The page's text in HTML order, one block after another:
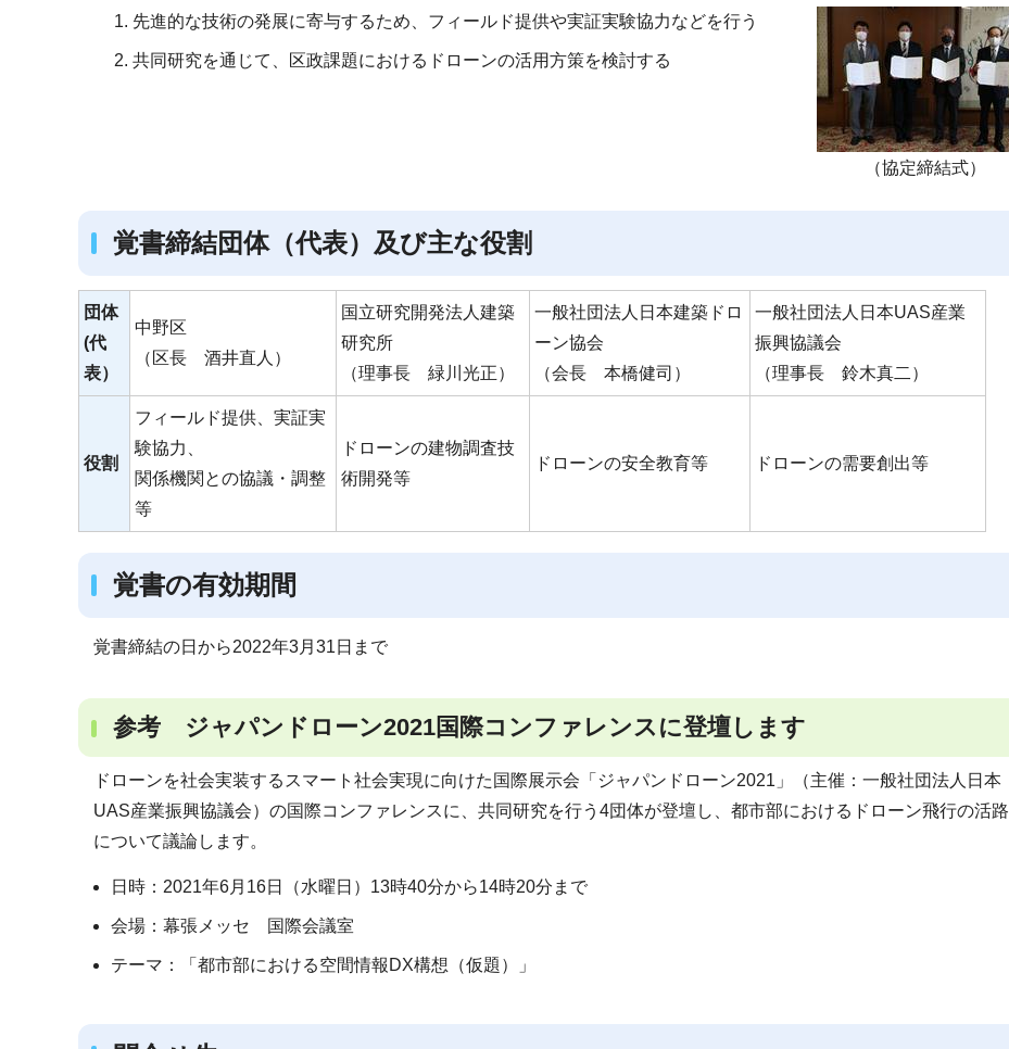
（協定締結式）
先進的な技術の発展に寄与するため、フィールド提供や実証実験協力などを行う
共同研究を通じて、区政課題におけるドローンの活用方策を検討する
覚書締結団体（代表）及び主な役割
団体
(代
表）
中野区
（区長 酒井直人）
国立研究開発法人建築
研究所
（理事長 緑川光正）
一般社団法人日本建築ドロ
ーン協会
（会長 本橋健司）
一般社団法人日本UAS産業
振興協議会
（理事長 鈴木真二）
役割
フィールド提供、実証実
験協力、
関係機関との協議・調整
等
ドローンの建物調査技
術開発等
ドローンの安全教育等 ドローンの需要創出等
覚書の有効期間
覚書締結の日から2022年3月31日まで
参考 ジャパンドローン2021国際コンファレンスに登壇します
ドローンを社会実装するスマート社会実現に向けた国際展示会「ジャパンドローン2021」（主催：一般社団法人日本
UAS産業振興協議会）の国際コンファレンスに、共同研究を行う4団体が登壇し、都市部におけるドローン飛行の活路
について議論します。
日時：2021年6月16日（水曜日）13時40分から14時20分まで
会場：幕張メッセ 国際会議室
テーマ：「都市部における空間情報DX構想（仮題）」